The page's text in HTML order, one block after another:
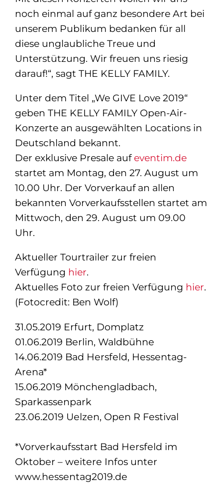
noch einmal auf ganz besondere Art bei
unserem Publikum bedanken für all
diese unglaubliche Treue und
Unterstützung. Wir freuen uns riesig
darauf!“, sagt THE KELLY FAMILY.
Unter dem Titel „We GIVE Love 2019“
geben THE KELLY FAMILY Open-Air-
Konzerte an ausgewählten Locations in
Deutschland bekannt.
Der exklusive Presale auf eventim.de
startet am Montag, den 27. August um
10.00 Uhr. Der Vorverkauf an allen
bekannten Vorverkaufsstellen startet am
Mittwoch, den 29. August um 09.00
Uhr.
Aktueller Tourtrailer zur freien
Verfügung hier.
Aktuelles Foto zur freien Verfügung hier.
(Fotocredit: Ben Wolf)
31.05.2019 Erfurt, Domplatz
01.06.2019 Berlin, Waldbühne
14.06.2019 Bad Hersfeld, Hessentag-
Arena*
15.06.2019 Mönchengladbach,
Sparkassenpark
23.06.2019 Uelzen, Open R Festival
*Vorverkaufsstart Bad Hersfeld im
Oktober – weitere Infos unter
www.hessentag2019.de